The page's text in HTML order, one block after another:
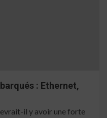
: Ethernet,
il y avoir une forte